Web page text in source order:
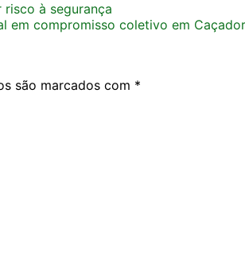
à segurança
em compromisso coletivo em Caçador
são marcados com *